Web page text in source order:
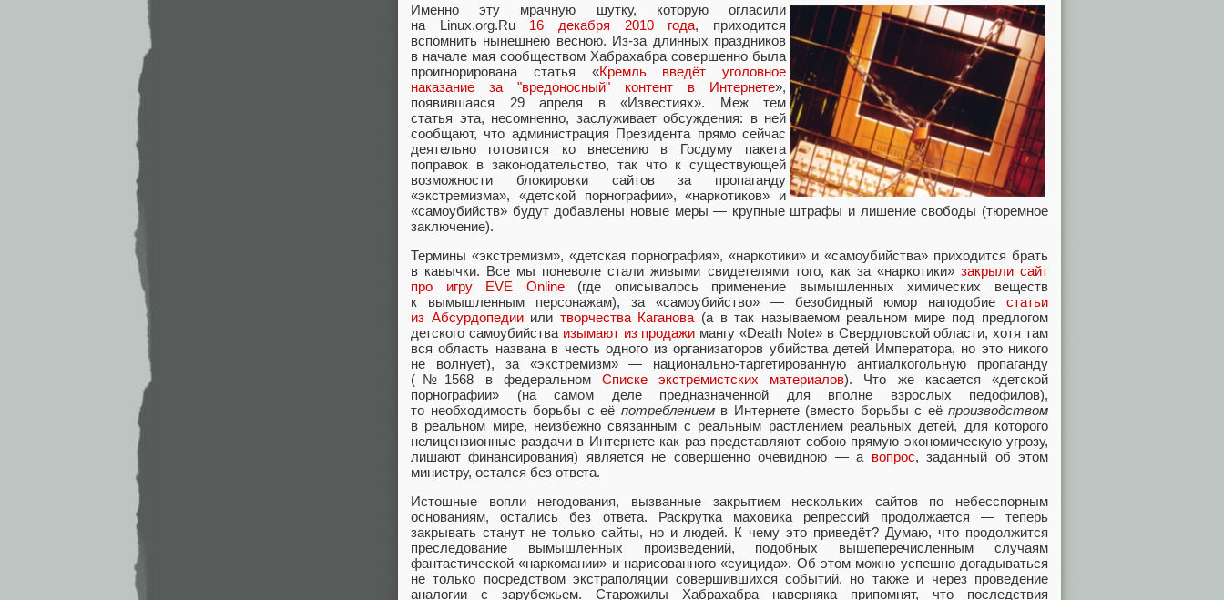
Именно эту мрачную шутку, которую огласили
на Linux.org.Ru 16 декабря 2010 года, приходится
вспомнить нынешнею весною. Из-за длинных праздников
в начале мая сообществом Хабрахабра совершенно была
проигнорирована статья «Кремль введёт уголовное
наказание за "вредоносный" контент в Интернете»,
появившаяся 29 апреля в «Известиях». Меж тем
статья эта, несомненно, заслуживает обсуждения: в ней
сообщают, что администрация Президента прямо сейчас
деятельно готовится ко внесению в Госдуму пакета
поправок в законодательство, так что к существующей
возможности блокировки сайтов за пропаганду
«экстремизма», «детской порнографии», «наркотиков» и
«самоубийств» будут добавлены новые меры — крупные штрафы и лишение свободы (тюремное
заключение).
Термины «экстремизм», «детская порнография», «наркотики» и «самоубийства» приходится брать
в кавычки. Все мы поневоле стали живыми свидетелями того, как за «наркотики» закрыли сайт
про игру EVE Online(где описывалось применение вымышленных химических веществ
к вымышленным персонажам), за «самоубийство» — безобидный юмор наподобие статьи
из Абсурдопедииили творчества Каганова (а в так называемом реальном мире под предлогом
детского самоубийства изымают из продажи мангу «Death Note» в Свердловской области, хотя там
вся область названа в честь одного из организаторов убийства детей Императора, но это никого
не волнует), за «экстремизм» — национально-таргетированную антиалкогольную пропаганду
(№1568 в федеральном Списке экстремистских материалов). Что же касается «детской
порнографии» (на самом деле предназначенной для вполне взрослых педофилов),
то необходимость борьбы с её потреблениемв Интернете (вместо борьбы с её производством
в реальном мире, неизбежно связанным с реальным растлением реальных детей, для которого
нелицензионные раздачи в Интернете как раз представляют собою прямую экономическую угрозу,
лишают финансирования) является не совершенно очевидною — а вопрос, заданный об этом
министру, остался без ответа.
Истошные вопли негодования, вызванные закрытием нескольких сайтов по небесспорным
основаниям, остались без ответа. Раскрутка маховика репрессий продолжается — теперь
закрывать станут не только сайты, но и людей. К чему это приведёт? Думаю, что продолжится
преследование вымышленных произведений, подобных вышеперечисленным случаям
фантастической «наркомании» и нарисованного «суицида». Об этом можно успешно догадываться
не только посредством экстраполяции совершившихся событий, но также и через проведение
аналогии с зарубежьем. Старожилы Хабрахабра наверняка припомнят, что последствия